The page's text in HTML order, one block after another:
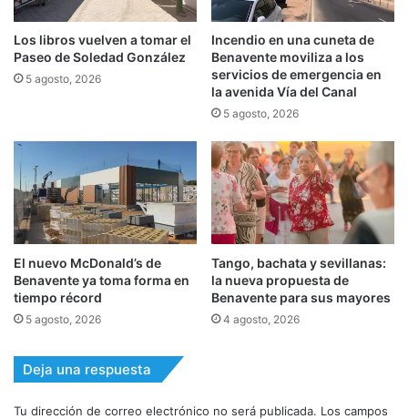
Los libros vuelven a tomar el
Paseo de Soledad González
5 agosto, 2026
Incendio en una cuneta de
Benavente moviliza a los
servicios de emergencia en
la avenida Vía del Canal
5 agosto, 2026
El nuevo McDonald’s de
Benavente ya toma forma en
tiempo récord
5 agosto, 2026
Tango, bachata y sevillanas:
la nueva propuesta de
Benavente para sus mayores
4 agosto, 2026
Deja una respuesta
Tu dirección de correo electrónico no será publicada. Los campos